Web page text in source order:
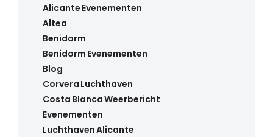
Alicante Evenementen
Altea
Benidorm
Benidorm Evenementen
Blog
Corvera Luchthaven
Costa Blanca Weerbericht
Evenementen
Luchthaven Alicante